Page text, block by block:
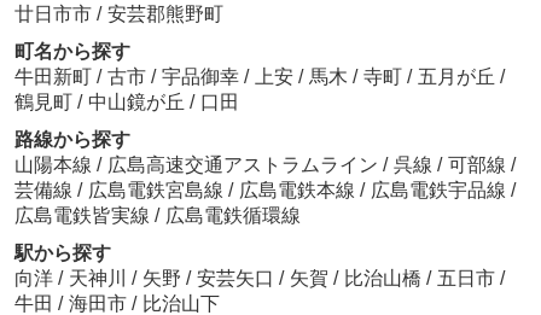
廿日市市 / 安芸郡熊野町
町名から探す
牛田新町 / 古市 / 宇品御幸 / 上安 / 馬木 / 寺町 / 五月が丘 /
鶴見町 / 中山鏡が丘 / 口田
路線から探す
山陽本線 / 広島高速交通アストラムライン / 呉線 / 可部線 /
芸備線 / 広島電鉄宮島線 / 広島電鉄本線 / 広島電鉄宇品線 /
広島電鉄皆実線 / 広島電鉄循環線
駅から探す
向洋 / 天神川 / 矢野 / 安芸矢口 / 矢賀 / 比治山橋 / 五日市 /
牛田 / 海田市 / 比治山下